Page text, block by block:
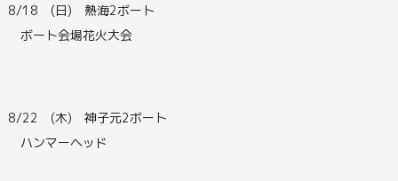
8/18 (日) 熱海2ボート
ボート会場花火大会
8/22 (木) 神子元2ボート
ハンマーヘッド